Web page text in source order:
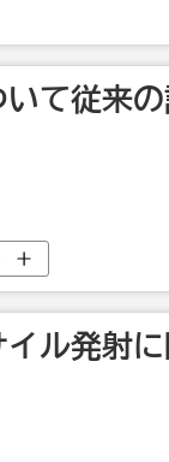
て従来
ル発射